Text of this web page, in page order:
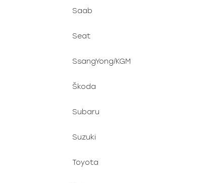
Saab
Seat
SsangYong/KGM
Škoda
Subaru
Suzuki
Toyota